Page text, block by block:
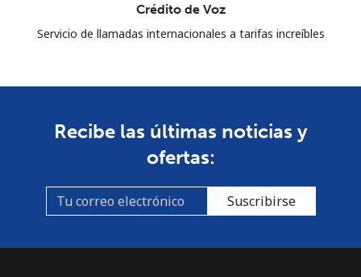
Crédito de Voz
Servicio de llamadas internacionales a tarifas increíbles
Recibe las últimas noticias y
ofertas:
Suscribirse